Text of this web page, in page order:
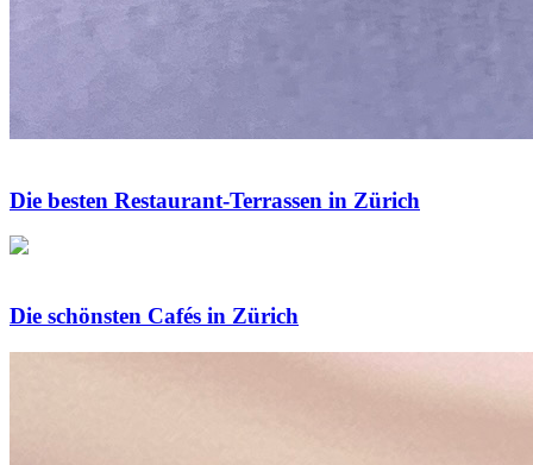
Die besten Restaurant-Terrassen in Zürich
Die schönsten Cafés in Zürich